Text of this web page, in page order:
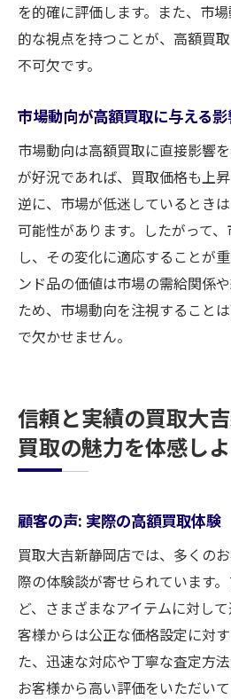
を的確に評価します。また、市
的な視点を持つことが、高額買
不可欠です。
市場動向が高額買取に与える
市場動向は高額買取に直接影響
が好況であれば、買取価格も上昇
逆に、市場が低迷しているとき
可能性があります。したがって
し、その変化に適応することが
ンド品の価値は市場の需給関係
ため、市場動向を注視すること
で欠かせません。
信頼と実績の買取大
買取の魅力を体感し
顧客の声: 実際の高額買取体験
買取大吉新静岡店では、多くの
際の体験談が寄せられています
ど、さまざまなアイテムに対し
客様からは公正な価格設定に対
た、迅速な対応や丁寧な査定方
お客様から高い評価をいただい